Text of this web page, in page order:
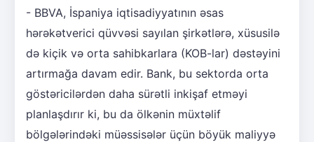
- BBVA, İspaniya iqtisadiyyatının əsas
hərəkətverici qüvvəsi sayılan şirkətlərə, xüsusilə
də kiçik və orta sahibkarlara (KOB-lar) dəstəyini
artırmağa davam edir. Bank, bu sektorda orta
göstəricilərdən daha sürətli inkişaf etməyi
planlaşdırır ki, bu da ölkənin müxtəlif
bölgələrindəki müəssisələr üçün böyük maliyyə